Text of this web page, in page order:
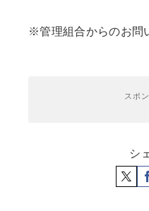
※管理組合からのお問
スポ
シ